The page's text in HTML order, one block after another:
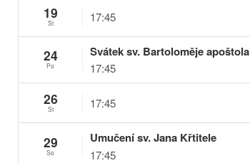
19
St 17:45
24
Po
Svátek sv. Bartoloměje apoštola
17:45
26
St 17:45
29
So
Umučení sv. Jana Křtitele
17:45